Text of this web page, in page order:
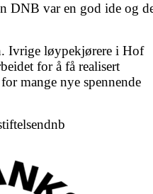
DNB var en god ide og
Ivrige løypekjørere i Hof
for å få realisert
mange nye spennende